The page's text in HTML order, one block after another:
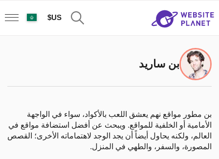
US$
بن ساريد
بن مطور مواقع نهم يعشق اللعب بالأكواد، سواء في الواجهة
الأمامية أو الخلفية للمواقع. ويبحث عن أفضل استضافة مواقع في
العالم، ولكنه يحاول أيضاً أن يجد الوجد لاهتماماته الأخرى؛ القصص
المصورة، والسفر، والطهي في المنزل.